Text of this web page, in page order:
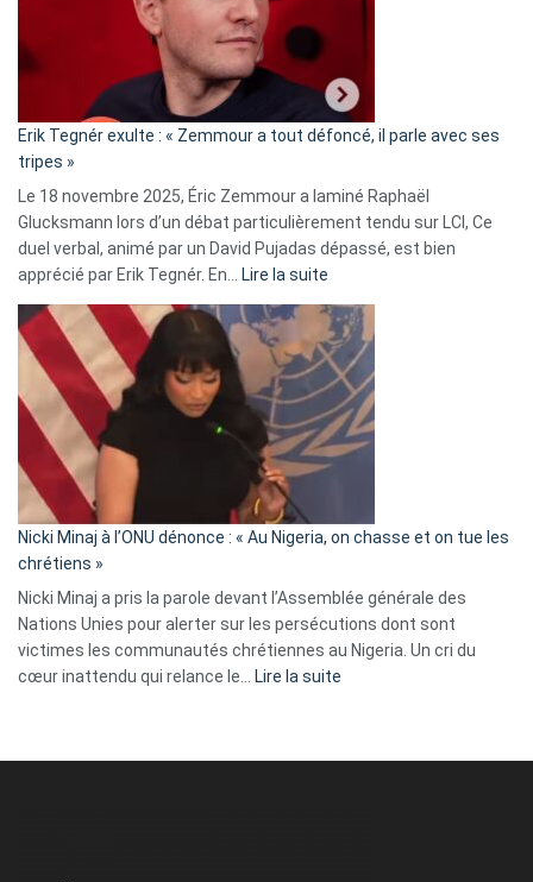
«
C’est
fake
news
»
Erik Tegnér exulte : « Zemmour a tout défoncé, il parle avec ses
tripes »
Le 18 novembre 2025, Éric Zemmour a laminé Raphaël
Glucksmann lors d’un débat particulièrement tendu sur LCI, Ce
duel verbal, animé par un David Pujadas dépassé, est bien
apprécié par Erik Tegnér. En… Lire la suite
Tegnér
exulte
« Zemmour
a
tout
parle
ses
tripes »
Nicki Minaj à l’ONU dénonce : « Au Nigeria, on chasse et on tue les
chrétiens »
Nicki Minaj a pris la parole devant l’Assemblée générale des
Nations Unies pour alerter sur les persécutions dont sont
victimes les communautés chrétiennes au Nigeria. Un cri du
cœur inattendu qui relance le… Lire la suite